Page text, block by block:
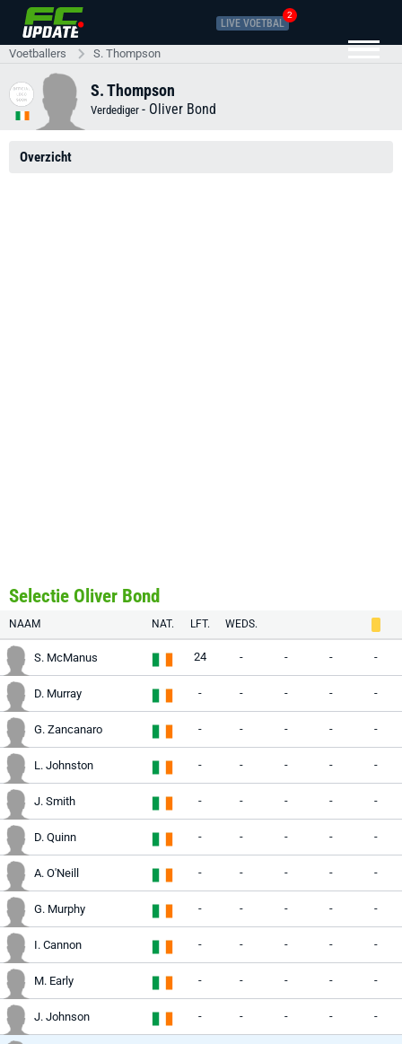
LIVE VOETBAL
2
Voetballers S. Thompson
S. Thompson
Verdediger - Oliver Bond
Overzicht
Selectie Oliver Bond
NAAM NAT. LFT. WEDS.
S. McManus 24 - - - -
D. Murray - - - - -
G. Zancanaro - - - - -
L. Johnston - - - - -
J. Smith - - - - -
D. Quinn - - - - -
A. O'Neill - - - - -
G. Murphy - - - - -
I. Cannon - - - - -
M. Early - - - - -
J. Johnson - - - - -